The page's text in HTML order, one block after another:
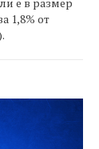
1,8% от